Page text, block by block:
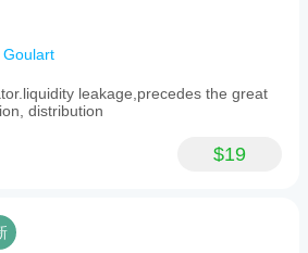
Goulart
leakage,precedes the great
distribution
$19